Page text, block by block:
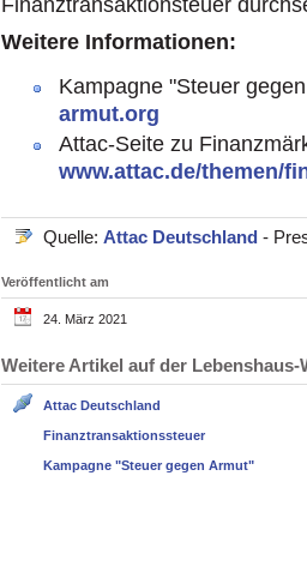
Finanztransaktionsteuer
Weitere Informationen:
Kampagne "Steuer
armut.org
Attac-Seite zu
www.attac.de/themen/
Quelle: Attac Deutschland -
Veröffentlicht am
24. März 2021
Weitere Artikel auf der
Attac Deutschland
Finanztransaktionssteuer
Kampagne "Steuer gegen Armut"